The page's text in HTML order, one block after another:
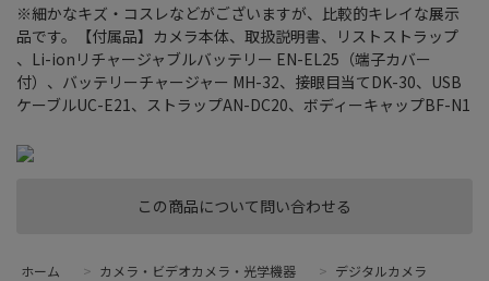
この商品について問い合わせる
※細かなキズ・コスレなどがございますが、比較的キレイな展示
品です。【付属品】カメラ本体、取扱説明書、リストストラップ
、Li-ionリチャージャブルバッテリー EN-EL25（端子カバー
付）、バッテリーチャージャー MH-32、接眼目当てDK-30、USB
ケーブルUC-E21、ストラップAN-DC20、ボディーキャップBF-N1
ホーム > カメラ・ビデオカメラ・光学機器 > デジタルカメラ